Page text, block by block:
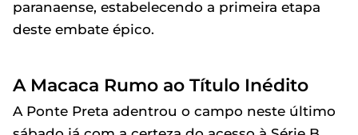
paranaense, estabelecendo a primeira etapa
deste embate épico.
A Macaca Rumo ao Título Inédito
A Ponte Preta adentrou o campo neste último